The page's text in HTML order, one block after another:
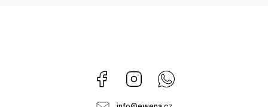
Facebook Instagram